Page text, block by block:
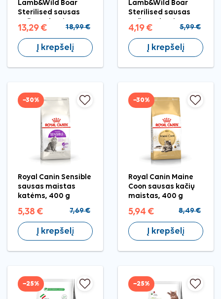
Lamb&Wild Boar
Sterilised sausas
kg
13,29 € 18,99 €
Į krepšelį
Lamb&Wild Boar
Sterilised sausas
400 g
4,19 € 5,99 €
Į krepšelį
−30%
Royal Canin Sensible
sausas maistas
katėms, 400 g
5,38 € 7,69 €
Į krepšelį
−30%
Royal Canin Maine
Coon sausas kačių
maistas, 400 g
5,94 € 8,49 €
Į krepšelį
−25% −25%